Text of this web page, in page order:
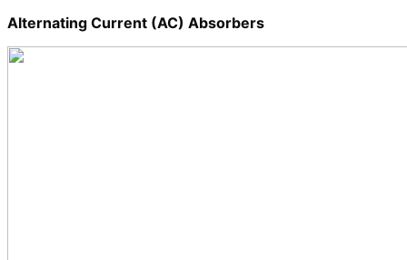
Alternating Current (AC) Absorbers